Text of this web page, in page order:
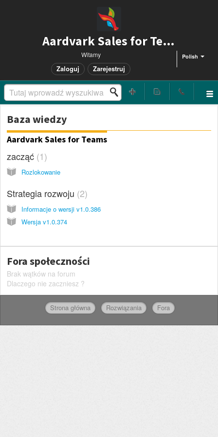
Aardvark Sales for Teams
Polish
Witamy
Zaloguj Zarejestruj
Baza wiedzy
Aardvark Sales for Teams
zacząć 1
Rozlokowanie
Strategia rozwoju 2
Informacje o wersji v1.0.386
Wersja v1.0.374
Fora społeczności
Brak wątków na forum
Dlaczego nie zaczniesz ?
Strona główna Rozwiązania Fora